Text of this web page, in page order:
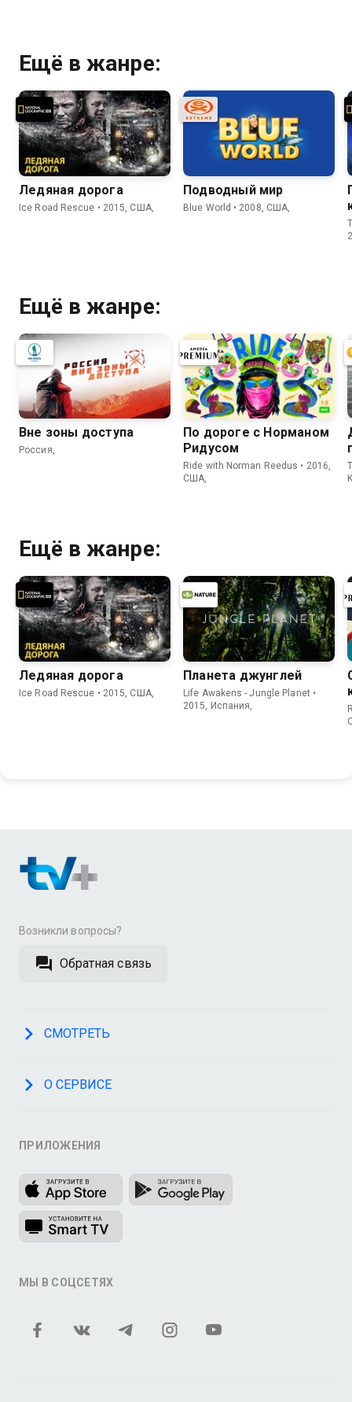
Ещё в жанре:
Ледяная дорога
Ice Road Rescue • 2015, США,
Подводный мир
Blue World • 2008, США,
Ещё в жанре:
Вне зоны доступа
Россия,
По дороге с Норманом
Ридусом
Ride with Norman Reedus • 2016,
США,
Ещё в жанре:
Ледяная дорога
Ice Road Rescue • 2015, США,
Планета джунглей
Life Awakens - Jungle Planet •
2015, Испания,
Возникли вопросы?
Обратная связь
СМОТРЕТЬ
О СЕРВИСЕ
ПРИЛОЖЕНИЯ
МЫ В СОЦСЕТЯХ